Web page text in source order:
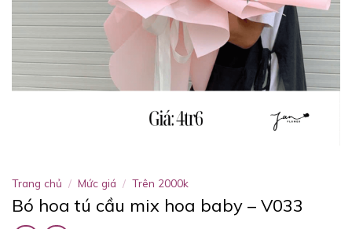
Trang chủ / Mức giá / Trên 2000k
Bó hoa tú cầu mix hoa baby – V033